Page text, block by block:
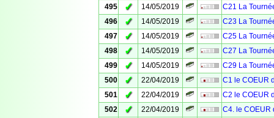
495
✓ 14/05/2019
C21 La
496
✓ 14/05/2019
C23 La
497
✓ 14/05/2019
C25 La
498
✓ 14/05/2019
C27 La
499
✓ 14/05/2019
C29 La
500
✓ 22/04/2019
C1 le COEUR
501
✓ 22/04/2019
C2 le COEUR
502
✓ 22/04/2019
C4. le COEUR